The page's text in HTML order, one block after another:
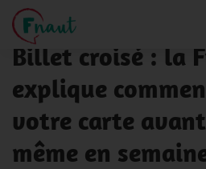
Panneau de gestion des cookies
NOS ACTUALITÉS
Billet croisé : la
explique
votre carte
même en